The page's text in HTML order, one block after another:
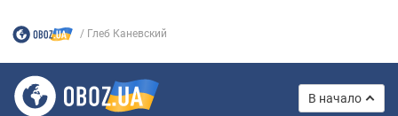
Глеб Каневский
В начало